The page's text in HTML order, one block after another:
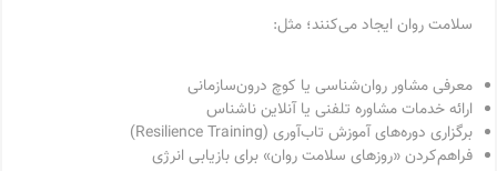
سلامت روان ایجاد می‌کنند؛ مثل:
معرفی مشاور روان‌شناسی یا کوچ درون‌سازمانی
ارائه خدمات مشاوره تلفنی یا آنلاین ناشناس
برگزاری دوره‌های آموزش تاب‌آوری (Resilience Training)
فراهم‌کردن «روزهای سلامت روان» برای بازیابی انرژی